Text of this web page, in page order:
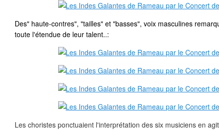
Des" haute-contres", "tailles" et "basses", voix masculines
toute l'étendue de leur talent..:
Les choristes ponctuaient l'interprétation des six musiciens en